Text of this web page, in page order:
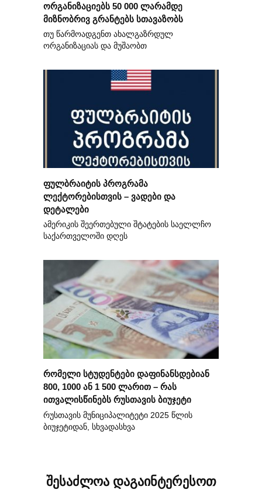
ორგანიზაციებს 50 000 ლარამდე
მიზნობრივ გრანტებს სთავაზობს
თუ წარმოადგენთ ახალგაზრდულ
ორგანიზაციას და მუშაობთ
ფულბრაიტის პროგრამა
ლექტორებისთვის – ვადები და
დეტალები
ამერიკის შეერთებული შტატების საელლჩო
საქართველოში დღეს
რომელი სტუდენტები დაფინანსდებიან
800, 1000 ან 1 500 ლარით – რას
ითვალისწინებს რუსთავის ბიუჯეტი
რუსთავის მუნიციპალიტეტი 2025 წლის
ბიუჯეტიდან, სხვადასხვა
შესაძლოა დაგაინტერესოთ